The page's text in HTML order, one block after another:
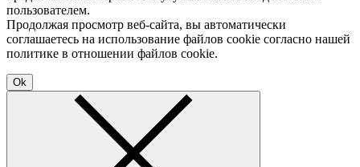
пользователем.
Продолжая просмотр веб-сайта, вы автоматически
соглашаетесь на использование файлов cookie согласно нашей
политике в отношении файлов cookie.
Ok